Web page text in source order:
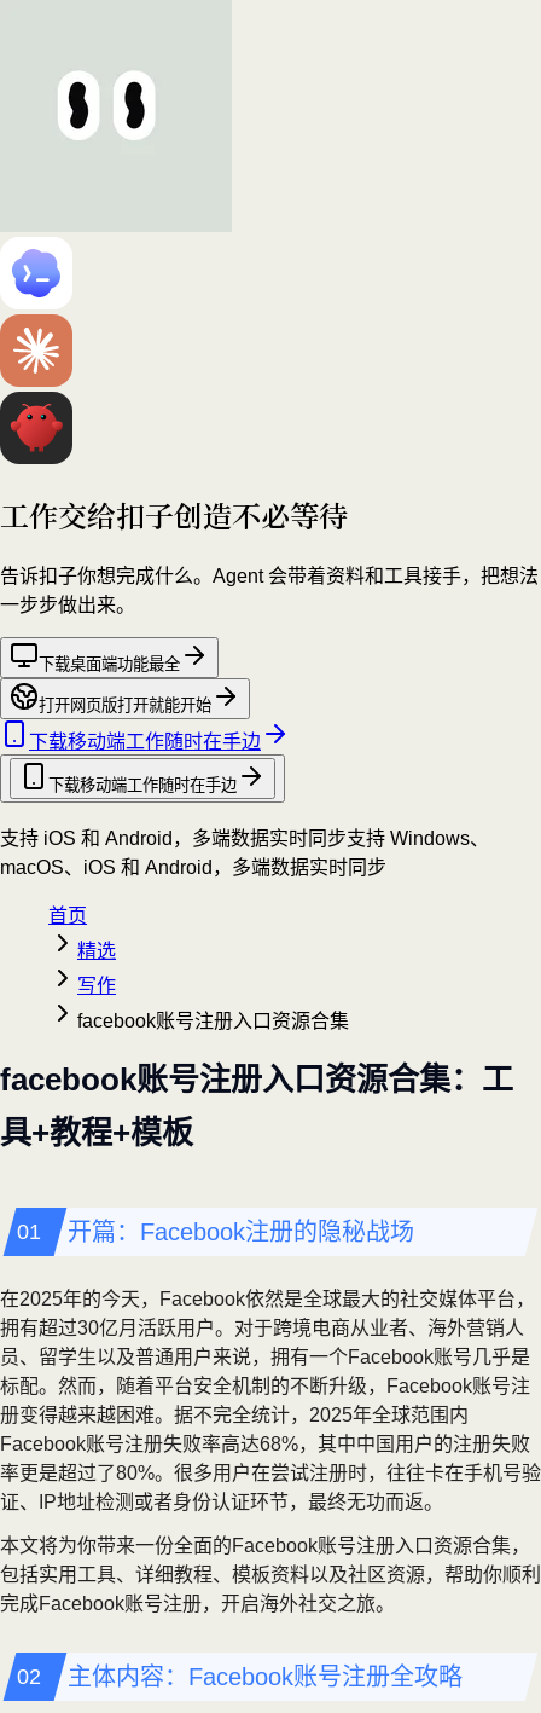
工作交给扣子创造不必等待
告诉扣子你想完成什么。Agent 会带着资料和工具接手，把想法
一步步做出来。
下载桌面端功能最全
打开网页版打开就能开始
下载移动端工作随时在手边
下载移动端工作随时在手边
支持 iOS 和 Android，多端数据实时同步支持 Windows、
macOS、iOS 和 Android，多端数据实时同步
首页
精选
写作
facebook账号注册入口资源合集
facebook账号注册入口资源合集：工
具+教程+模板
开篇：Facebook注册的隐秘战场
在2025年的今天，Facebook依然是全球最大的社交媒体平台，
拥有超过30亿月活跃用户。对于跨境电商从业者、海外营销人
员、留学生以及普通用户来说，拥有一个Facebook账号几乎是
标配。然而，随着平台安全机制的不断升级，Facebook账号注
册变得越来越困难。据不完全统计，2025年全球范围内
Facebook账号注册失败率高达68%，其中中国用户的注册失败
率更是超过了80%。很多用户在尝试注册时，往往卡在手机号验
证、IP地址检测或者身份认证环节，最终无功而返。
本文将为你带来一份全面的Facebook账号注册入口资源合集，
包括实用工具、详细教程、模板资料以及社区资源，帮助你顺利
完成Facebook账号注册，开启海外社交之旅。
主体内容：Facebook账号注册全攻略